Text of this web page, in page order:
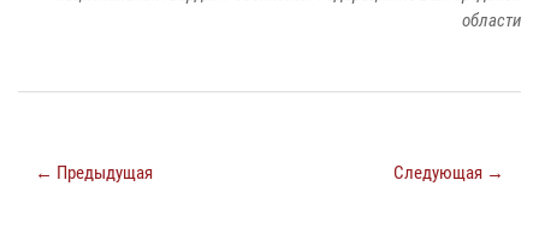
области
← Предыдущая Следующая →